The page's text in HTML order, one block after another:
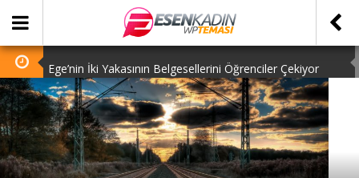
Ege’nin İki Yakasının Belgesellerini Öğrenciler Çekiyor
Galatasaray Transfer Sezonunu Kapattı
Et ve Süt Fiyatları Cep Yakmaya Devam Ediyor
Sosyal Medyanın Yeni Çılgınlığına Hoşgeldiniz